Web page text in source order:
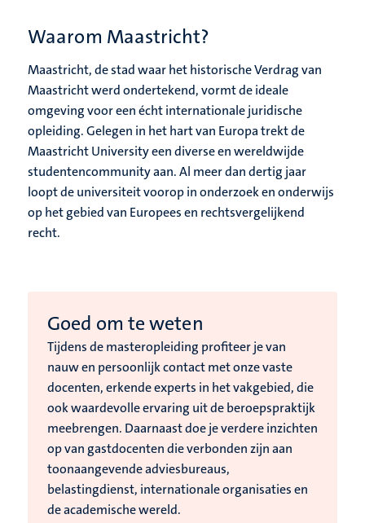
Waarom Maastricht?
Maastricht, de stad waar het historische Verdrag van
Maastricht werd ondertekend, vormt de ideale
omgeving voor een écht internationale juridische
opleiding. Gelegen in het hart van Europa trekt de
Maastricht University een diverse en wereldwijde
studentencommunity aan. Al meer dan dertig jaar
loopt de universiteit voorop in onderzoek en onderwijs
op het gebied van Europees en rechtsvergelijkend
recht.
Goed om te weten
Tijdens de masteropleiding profiteer je van
nauw en persoonlijk contact met onze vaste
docenten, erkende experts in het vakgebied, die
ook waardevolle ervaring uit de beroepspraktijk
meebrengen. Daarnaast doe je verdere inzichten
op van gastdocenten die verbonden zijn aan
toonaangevende adviesbureaus,
belastingdienst, internationale organisaties en
de academische wereld.